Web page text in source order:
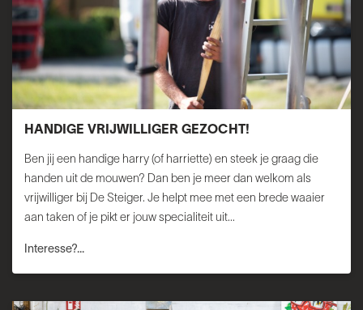
HANDIGE VRIJWILLIGER GEZOCHT!
Ben jij een handige harry (of harriette) en steek je graag die
handen uit de mouwen? Dan ben je meer dan welkom als
vrijwilliger bij De Steiger. Je helpt mee met een brede waaier
aan taken of je pikt er jouw specialiteit uit...
Interesse?...